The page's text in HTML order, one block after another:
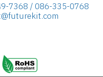
7368 / 086-335-0768